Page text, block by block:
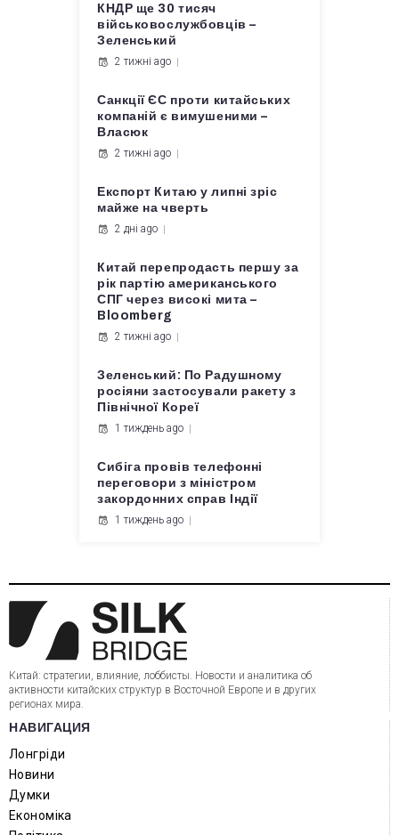
КНДР ще 30 тисяч
військовослужбовців –
Зеленський
2 тижні ago
Санкції ЄС проти китайських
компаній є вимушеними –
Власюк
2 тижні ago
Експорт Китаю у липні зріс
майже на чверть
2 дні ago
Китай перепродасть першу за
рік партію американського
СПГ через високі мита –
Bloomberg
2 тижні ago
Зеленський: По Радушному
росіяни застосували ракету з
Північної Кореї
1 тиждень ago
Сибіга провів телефонні
переговори з міністром
закордонних справ Індії
1 тиждень ago
Китай: стратегии, влияние, лоббисты. Новости и аналитика об
активности китайских структур в Восточной Европе и в других
регионах мира.
НАВИГАЦИЯ
Лонгріди
Новини
Думки
Економіка